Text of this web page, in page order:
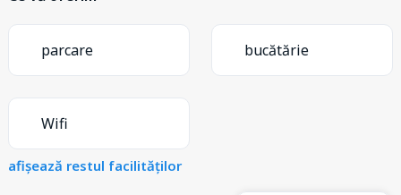
parcare bucătărie
Wifi
afișează restul facilităților